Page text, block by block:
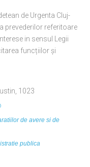
de Urgenta Cluj-
prevederilor referitoare
in sensul Legii
funcțiilor și
1023
de avere si de
publica